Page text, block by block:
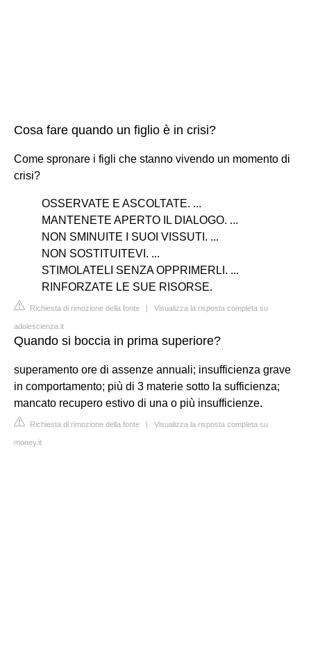
Cosa fare quando un figlio è in crisi?
Come spronare i figli che stanno vivendo un momento di
crisi?
OSSERVATE E ASCOLTATE. ...
MANTENETE APERTO IL DIALOGO. ...
NON SMINUITE I SUOI VISSUTI. ...
NON SOSTITUITEVI. ...
STIMOLATELI SENZA OPPRIMERLI. ...
RINFORZATE LE SUE RISORSE.
Richiesta di rimozione della fonte | Visualizza la risposta completa su
adolescienza.it
Quando si boccia in prima superiore?
superamento ore di assenze annuali; insufficienza grave
in comportamento; più di 3 materie sotto la sufficienza;
mancato recupero estivo di una o più insufficienze.
Richiesta di rimozione della fonte | Visualizza la risposta completa su
money.it